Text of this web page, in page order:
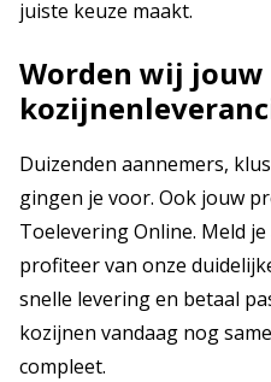
juiste keuze maakt.
Worden wij jouw
Duizenden aannemers,
gingen je voor. Ook jouw
Toelevering Online. Meld
profiteer van onze
snelle levering en betaal
kozijnen vandaag nog
compleet.